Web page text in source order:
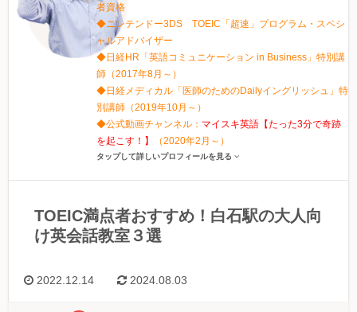
者資格
◆ニンテンドー3DS TOEIC「超速」プログラム・スペシ
ャルアドバイザー
◆日経HR「英語コミュニケーション in Business」特別講
師（2017年8月～）
◆日経メディカル「医師のためのDailyイングリッシュ」特
別講師（2019年10月～）
◆公式動画チャンネル： マイスキ英語【たった3分で奇跡
を起こす！】
（2020年2月～）
タップして詳しいプロフィールを見る
TOEIC満点者おすすめ！白石駅の大人向
け英会話教室３選
2022.12.14 2024.08.03